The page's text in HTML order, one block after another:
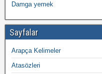
Damga yemek
Sayfalar
Arapça Kelimeler
Atasözleri